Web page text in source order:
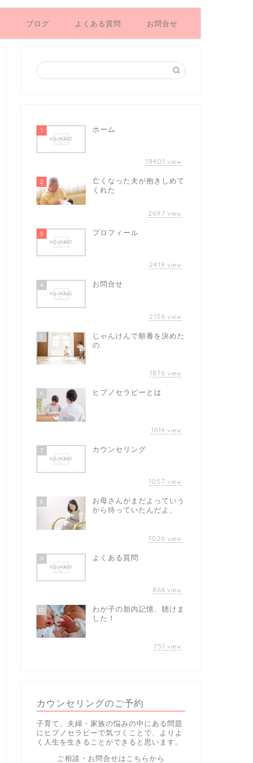
ブログ よくある質問 お問合せ
1 ホーム
19401 view
2
亡くなった夫が抱きしめて
くれた
2697 view
3 プロフィール
2419 view
4 お問合せ
2156 view
5
じゃんけんで順番を決めた
の
1876 view
6 ヒプノセラピーとは
1614 view
7 カウンセリング
1057 view
8
お母さんがまだよっていう
から待っていたんだよ。
1026 view
9 よくある質問
866 view
10
わが子の胎内記憶、聴けま
した！
751 view
カウンセリングのご予約
子育て、夫婦・家族の悩みの中にある問題
にヒプノセラピーで気づくことで、よりよ
く人生を生きることができると思います。
ご相談・お問合せはこちらから